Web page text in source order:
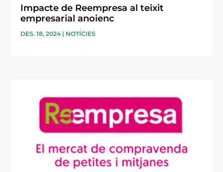
Impacte de Reempresa al teixit
empresarial anoienc
DES. 18, 2024 | NOTÍCIES